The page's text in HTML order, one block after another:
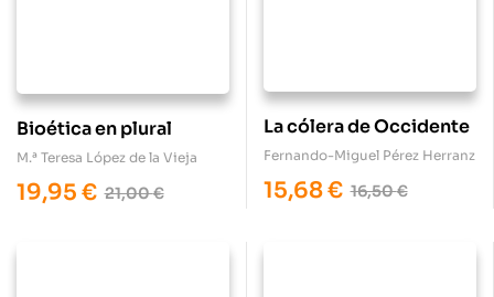
Bioética en plural
M.ª Teresa López de la Vieja
21,00€
19,95 €
La cólera de Occidente
Fernando-Miguel Pérez Herranz
16,50€
15,68€